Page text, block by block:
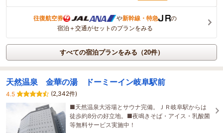
往復航空券 や新幹線・特急
の
宿泊＋交通がセットのプランをみる
すべての宿泊プランをみる（20件）
天然温泉 金華の湯 ドーミーイン岐阜駅前
4.5
(2,342件)
■天然温泉大浴場とサウナ完備。ＪＲ岐阜駅からは
徒歩約8分の好立地。■夜鳴きそば・アイス・乳酸菌
等無料サービス実施中！